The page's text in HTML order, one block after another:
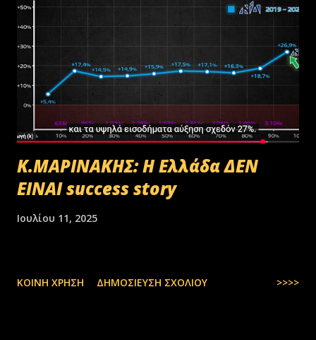
Κ.ΜΑΡΙΝΑΚΗΣ: Η Ελλάδα ΔΕΝ
ΕΙΝΑΙ success story
Ιουλίου 11, 2025
ΚΟΙΝΉ ΧΡΉΣΗ ΔΗΜΟΣΊΕΥΣΗ ΣΧΟΛΊΟΥ >>>>